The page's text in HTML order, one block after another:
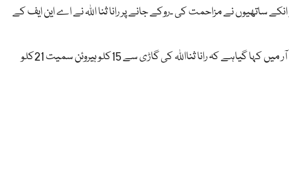
انکے ساتھیوں نے مزاحمت کی ۔روکے جانے پر رانا ثنا اللہ نے اے این ایف کے
اے این ایف کی طرف سے درج ایف آئی آر میں کہا گیاہے کہ رانا ثنااللہ کی گاڑی سے 15کلو ہیروئن سمیت 21کلو